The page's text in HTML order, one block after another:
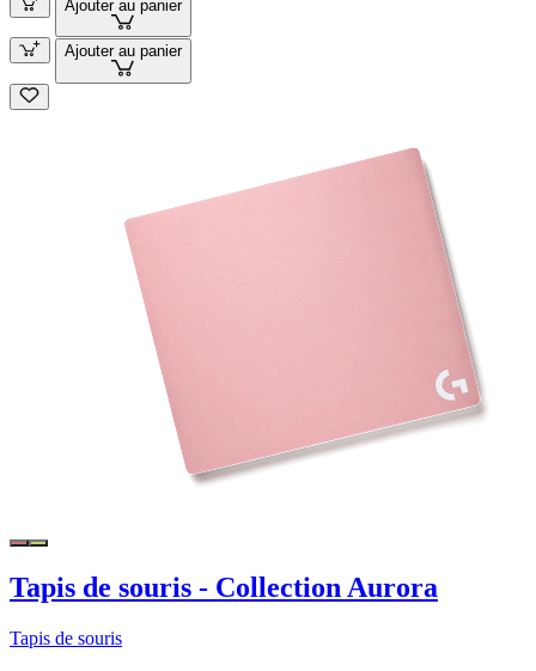
Ajouter au panier
Ajouter au panier
Tapis de souris - Collection Aurora
Tapis de souris